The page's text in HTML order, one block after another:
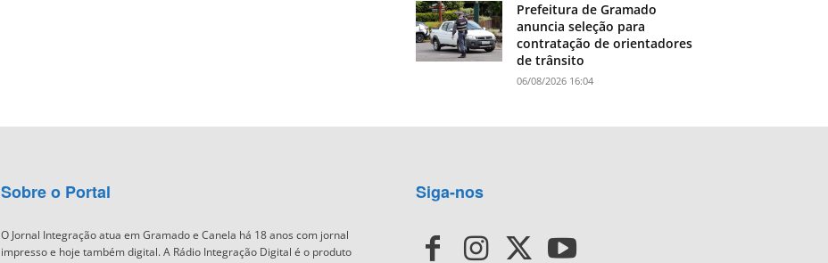
Prefeitura de Gramado
anuncia seleção para
contratação de orientadores
de trânsito
06/08/2026 16:04
Sobre o Portal
O Jornal Integração atua em Gramado e Canela há 18 anos com jornal
impresso e hoje também digital. A Rádio Integração Digital é o produto
Siga-nos